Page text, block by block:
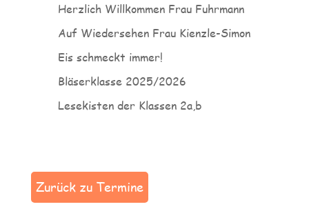
Herzlich Willkommen Frau Fuhrmann
Auf Wiedersehen Frau Kienzle-Simon
Eis schmeckt immer!
Bläserklasse 2025/2026
Lesekisten der Klassen 2a,b
Zurück zu Termine